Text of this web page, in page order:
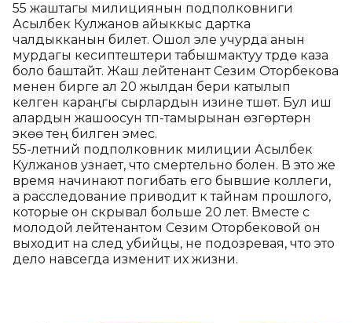
55 жаштагы милициянын подполковниги
Асылбек Кулжанов айыккыс дартка
чалдыкканын билет. Ошол эле учурда анын
мурдагы кесиптештери табышмактуу түрдө каза
боло баштайт. Жаш лейтенант Сезим Оторбекова
менен бирге ал 20 жылдан бери катылып
келген караңгы сырлардын изине түшөт. Бул иш
алардын жашоосун түп-тамырынан өзгөртөрүн
экөө тең билген эмес.
55-летний подполковник милиции Асылбек
Кулжанов узнает, что смертельно болен. В это же
время начинают погибать его бывшие коллеги,
а расследование приводит к тайнам прошлого,
которые он скрывал больше 20 лет. Вместе с
молодой лейтенантом Сезим Оторбековой он
выходит на след убийцы, не подозревая, что это
дело навсегда изменит их жизни.